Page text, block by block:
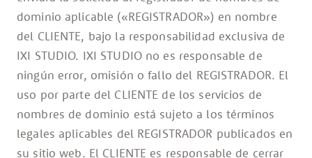
dominio aplicable («REGISTRADOR») en nombre
del CLIENTE, bajo la responsabilidad exclusiva de
IXI STUDIO. IXI STUDIO no es responsable de
ningún error, omisión o fallo del REGISTRADOR. El
uso por parte del CLIENTE de los servicios de
nombres de dominio está sujeto a los términos
legales aplicables del REGISTRADOR publicados en
su sitio web. El CLIENTE es responsable de cerrar